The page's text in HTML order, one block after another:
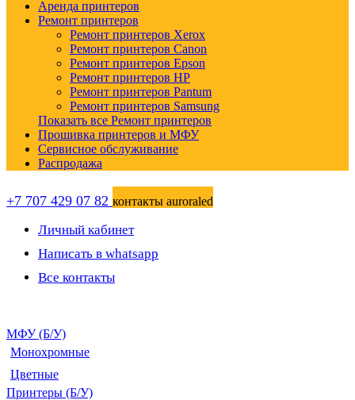
Аренда принтеров
Ремонт принтеров
Ремонт принтеров Xerox
Ремонт принтеров Canon
Ремонт принтеров Epson
Ремонт принтеров HP
Ремонт принтеров Pantum
Ремонт принтеров Samsung
Показать все Ремонт принтеров
Прошивка принтеров и МФУ
Сервисное обслуживание
Распродажа
+7 707 429 07 82 контакты auroraled
Личный кабинет
Написать в whatsapp
Все контакты
МФУ (Б/У)
Монохромные
Цветные
Принтеры (Б/У)